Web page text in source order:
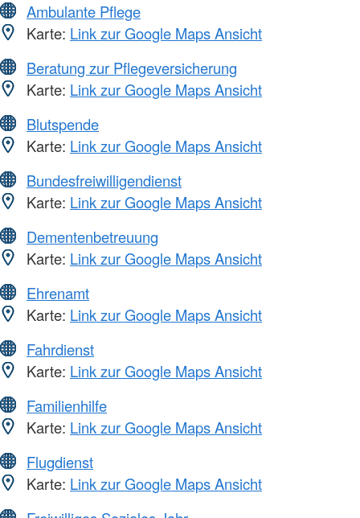
Ambulante Pflege
Karte: Link zur Google Maps Ansicht
Beratung zur Pflegeversicherung
Karte: Link zur Google Maps Ansicht
Blutspende
Karte: Link zur Google Maps Ansicht
Bundesfreiwilligendienst
Karte: Link zur Google Maps Ansicht
Dementenbetreuung
Karte: Link zur Google Maps Ansicht
Ehrenamt
Karte: Link zur Google Maps Ansicht
Fahrdienst
Karte: Link zur Google Maps Ansicht
Familienhilfe
Karte: Link zur Google Maps Ansicht
Flugdienst
Karte: Link zur Google Maps Ansicht